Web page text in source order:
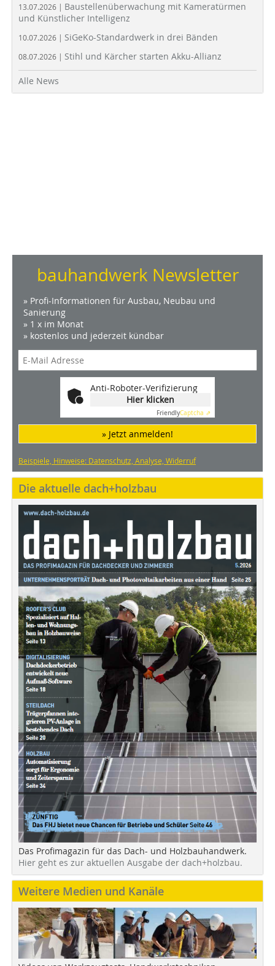
13.07.2026 | Baustellenüberwachung mit Kameratürmen
und Künstlicher Intelligenz
10.07.2026 | SiGeKo-Standardwerk in drei Bänden
08.07.2026 | Stihl und Kärcher starten Akku-Allianz
Alle News
bauhandwerk Newsletter
» Profi-Informationen für Ausbau, Neubau und
Sanierung
» 1 x im Monat
» kostenlos und jederzeit kündbar
Anti-Roboter-Verifizierung
Hier klicken
FriendlyCaptcha ⇗
» Jetzt anmelden!
Beispiele, Hinweise: Datenschutz, Analyse, Widerruf
Die aktuelle dach+holzbau
Das Profimagazin für das Dach- und Holzbauhandwerk.
Hier geht es zur aktuellen Ausgabe der dach+holzbau.
Weitere Medien und Kanäle